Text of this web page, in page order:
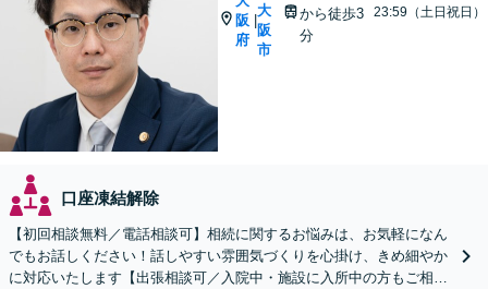
阪
府
|
大
阪
市
から徒歩3
分
23:59（土日祝日）
口座凍結解除
【初回相談無料／電話相談可】相続に関するお悩みは、お気軽になん
でもお話しください！話しやすい雰囲気づくりを心掛け、きめ細やか
に対応いたします【出張相談可／入院中・施設に入所中の方もご相談